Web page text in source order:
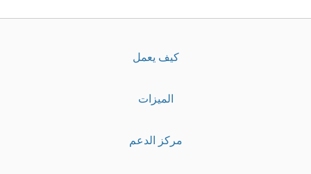
كيف يعمل
الميزات
مركز الدعم